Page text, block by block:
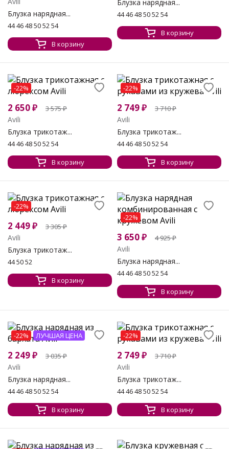
Блузка нарядная...
44 46 48 50 52 54
В корзину
Блузка нарядная...
44 46 48 50 52 54
В корзину
-22%
2 650₽ 3 575₽
Avili
Блузка трикотаж...
44 46 48 50 52 54
В корзину
-22%
2 749₽ 3 710₽
Avili
Блузка трикотаж...
44 46 48 50 52 54
В корзину
-22%
2 449₽ 3 305₽
Avili
Блузка трикотаж...
44 50 52
В корзину
-22%
3 650₽ 4 925₽
Avili
Блузка нарядная...
44 46 48 50 52 54
В корзину
-22% ЛУЧШАЯ ЦЕНА
2 249₽ 3 035₽
Avili
Блузка нарядная...
44 46 48 50 52 54
В корзину
-22%
2 749₽ 3 710₽
Avili
Блузка трикотаж...
44 46 48 50 52 54
В корзину